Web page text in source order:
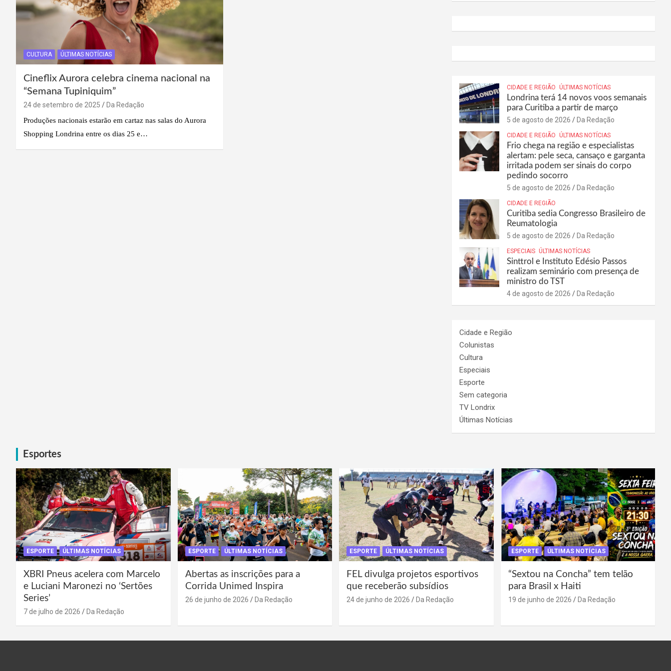
CULTURA ÚLTIMAS NOTÍCIAS
Cineflix Aurora celebra cinema nacional na
“Semana Tupiniquim”
24 de setembro de 2025
Da Redação
Produções nacionais estarão em cartaz nas salas do Aurora
Shopping Londrina entre os dias 25 e…
CIDADE E REGIÃO ÚLTIMAS NOTÍCIAS
Londrina terá 14 novos voos semanais
para Curitiba a partir de março
5 de agosto de 2026 Da Redação
CIDADE E REGIÃO ÚLTIMAS NOTÍCIAS
Frio chega na região e especialistas
alertam: pele seca, cansaço e garganta
irritada podem ser sinais do corpo
pedindo socorro
5 de agosto de 2026 Da Redação
CIDADE E REGIÃO
Curitiba sedia Congresso Brasileiro de
Reumatologia
5 de agosto de 2026 Da Redação
ESPECIAIS ÚLTIMAS NOTÍCIAS
Sinttrol e Instituto Edésio Passos
realizam seminário com presença de
ministro do TST
4 de agosto de 2026 Da Redação
Cidade e Região
Colunistas
Cultura
Especiais
Esporte
Sem categoria
TV Londrix
Últimas Notícias
Esportes
ESPORTE ÚLTIMAS NOTÍCIAS
XBRI Pneus acelera com Marcelo
e Luciani Maronezi no ‘Sertões
Series’
7 de julho de 2026 Da Redação
ESPORTE ÚLTIMAS NOTÍCIAS
Abertas as inscrições para a
Corrida Unimed Inspira
26 de junho de 2026 Da Redação
ESPORTE ÚLTIMAS NOTÍCIAS
FEL divulga projetos esportivos
que receberão subsídios
24 de junho de 2026 Da Redação
ESPORTE ÚLTIMAS NOTÍCIAS
“Sextou na Concha” tem telão
para Brasil x Haiti
19 de junho de 2026 Da Redação